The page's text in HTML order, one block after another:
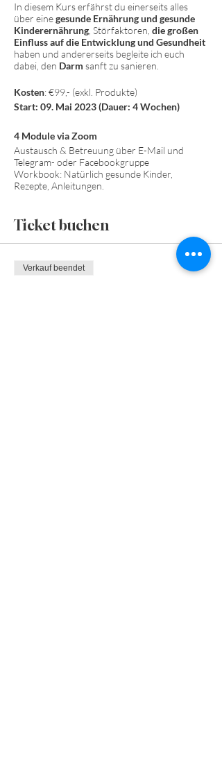
In diesem Kurs erfährst du einerseits alles
über einegesunde Ernährung und gesunde
Kinderernährung, Störfaktoren, die großen
Einfluss auf die Entwicklung und Gesundheit
haben und andererseits begleite ich euch
dabei, den Darm sanft zu sanieren.
Kosten: €99,- (exkl. Produkte)
Start: 09. Mai 2023 (Dauer: 4 Wochen)
4 Module via Zoom
Austausch & Betreuung über E-Mail und
Telegram- oder Facebookgruppe
Workbook: Natürlich gesunde Kinder,
Rezepte, Anleitungen.
Ticket buchen
Verkauf beendet